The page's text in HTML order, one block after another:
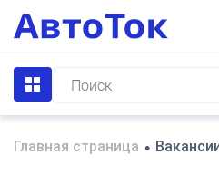
Главная страница •